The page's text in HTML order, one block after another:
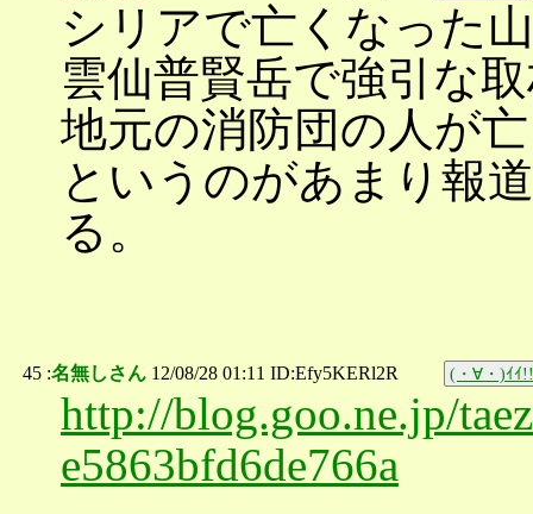
シリアで亡くなった
雲仙普賢岳で強引な
地元の消防団の人が
というのがあまり報
る。
45 :名無しさん 12/08/28 01:11 ID:Efy5KERl2R (・∀・)ｲｲ!!
http://blog.goo.ne.jp/
e5863bfd6de766a